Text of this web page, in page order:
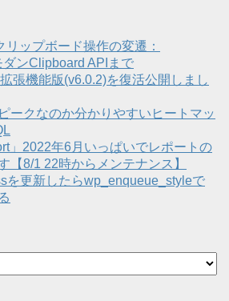
ップボード操作の変遷：
ンClipboard APIまで
張機能版(v6.0.2)を復活公開しまし
ークなのか分かりやすいヒートマッ
」2022年6月いっぱいでレポートの
【8/1 22時からメンテナンス】
を更新したらwp_enqueue_styleで